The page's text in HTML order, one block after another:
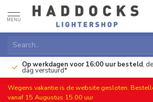
MENU
Op werkdagen voor 16:00 uur besteld,
dag verstuurd*
Wegens vakantie is de website gesloten.
vanaf 15 Augustus 15.00 uur